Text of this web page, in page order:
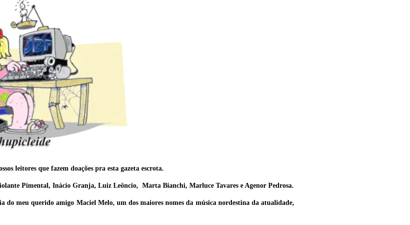
leitores que fazem doações pra esta gazeta escrota.
Pimental, Inácio Granja, Luiz Leôncio, Marta Bianchi, Marluce Tavares e Agenor Pedrosa.
do meu querido amigo Maciel Melo, um dos maiores nomes da música nordestina da atualidade,